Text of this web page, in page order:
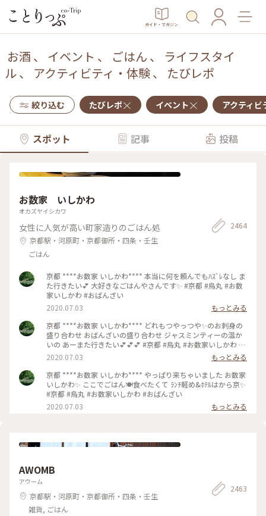
ガイド・マガジン
お酒 、 イベント 、 ごはん 、 ライフスタイ
ル、 アクティビティ・体験、 たびレポ
絞り込む たびレポ イベント アクティビ
スポット 記事 投稿
お数家 いしかわ
オカズヤイシカワ
女性に人気が高い町家造りのごはん処
京都駅・河原町・京都御所・四条・壬生
ごはん
2464
京都 ****お数家 いしかわ**** 本当に何を頼んでもﾊｽﾞﾚなし ま
た行きたい💕 大好きなごはんやさんです✨ #京都 #烏丸 #お数
家いしかわ #おばんざい
2020.07.03
もっとみる
京都 ****お数家 いしかわ**** どれもつやっつや✨のお刺身の
盛り合わせ おばんざいの盛り合わせ ジャスミンティーの温か
いの あーまた行きたい💕💕💕 #京都 #烏丸 #お数家いしかわ #
おばんざい #お刺身 #刺盛り #おばんざい盛り合わせ
2020.07.03
もっとみる
京都 ****お数家 いしかわ**** やっぱり来ちゃいました お数家
いしかわ✨ ここでごはん🍽️食べたくて ﾗﾝﾁ軽め&ﾎﾃﾙはから京✨
#京都 #烏丸 #お数家いしかわ #おばんざい
2020.07.03
もっとみる
AWOMB
アウーム
京都駅・河原町・京都御所・四条・壬生
雑貨, ごはん
2463